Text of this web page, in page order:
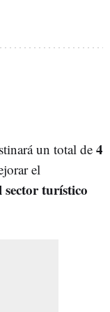
un total de 4
el
sector turístico